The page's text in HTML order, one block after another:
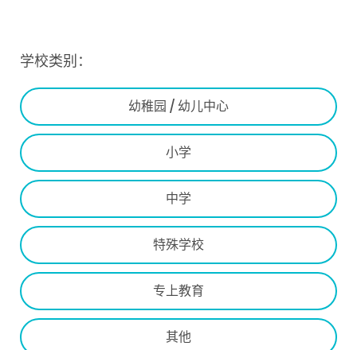
学校类别：
幼稚园 / 幼儿中心
小学
中学
特殊学校
专上教育
其他